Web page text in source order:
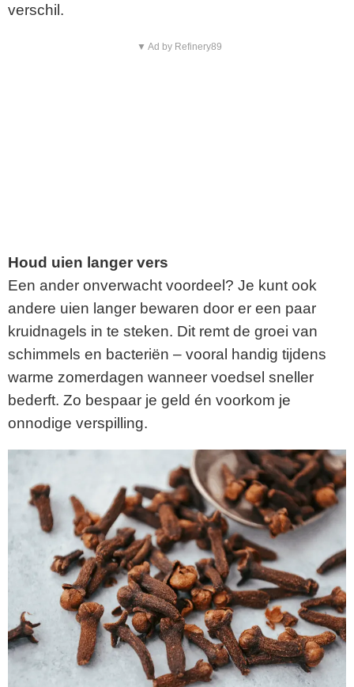
verschil.
▼ Ad by Refinery89
Houd uien langer vers
Een ander onverwacht voordeel? Je kunt ook
andere uien langer bewaren door er een paar
kruidnagels in te steken. Dit remt de groei van
schimmels en bacteriën – vooral handig tijdens
warme zomerdagen wanneer voedsel sneller
bederft. Zo bespaar je geld én voorkom je
onnodige verspilling.